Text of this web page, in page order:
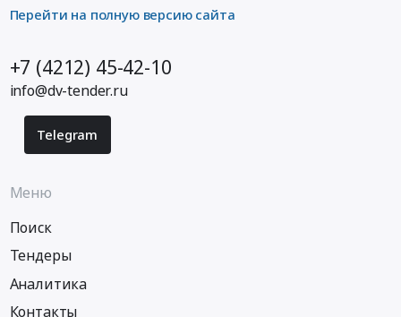
Перейти на полную версию сайта
+7 (4212) 45-42-10
info@dv-tender.ru
Telegram
Меню
Поиск
Тендеры
Аналитика
Контакты